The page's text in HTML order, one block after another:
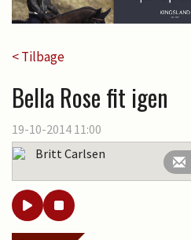
< Tilbage
Bella Rose fit igen
19-10-2014 11:00
Britt Carlsen